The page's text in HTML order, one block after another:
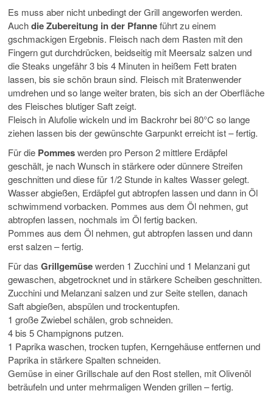
Es muss aber nicht unbedingt der Grill angeworfen werden.
Auchdie Zubereitung in der Pfanneführt zu einem
gschmackigen Ergebnis. Fleisch nach dem Rasten mit den
Fingern gut durchdrücken, beidseitig mit Meersalz salzen und
die Steaks ungefähr 3 bis 4 Minuten in heißem Fett braten
lassen, bis sie schön braun sind. Fleisch mit Bratenwender
umdrehen und so lange weiter braten, bis sich an der Oberfläche
des Fleisches blutiger Saft zeigt.
Fleisch in Alufolie wickeln und im Backrohr bei 80°C so lange
ziehen lassen bis der gewünschte Garpunkt erreicht ist – fertig.
Für die Pommeswerden pro Person 2 mittlere Erdäpfel
geschält, je nach Wunsch in stärkere oder dünnere Streifen
geschnitten und diese für 1/2 Stunde in kaltes Wasser gelegt.
Wasser abgießen, Erdäpfel gut abtropfen lassen und dann in Öl
schwimmend vorbacken. Pommes aus dem Öl nehmen, gut
abtropfen lassen, nochmals im Öl fertig backen.
Pommes aus dem Öl nehmen, gut abtropfen lassen und dann
erst salzen – fertig.
Für dasGrillgemüsewerden 1 Zucchini und 1 Melanzani gut
gewaschen, abgetrocknet und in stärkere Scheiben geschnitten.
Zucchini und Melanzani salzen und zur Seite stellen, danach
Saft abgießen, abspülen und trockentupfen.
1 große Zwiebel schälen, grob schneiden.
4 bis 5 Champignons putzen.
1 Paprika waschen, trocken tupfen, Kerngehäuse entfernen und
Paprika in stärkere Spalten schneiden.
Gemüse in einer Grillschale auf den Rost stellen, mit Olivenöl
beträufeln und unter mehrmaligen Wenden grillen – fertig.